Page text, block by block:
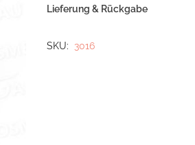
Lieferung & Rückgabe
SKU 3016